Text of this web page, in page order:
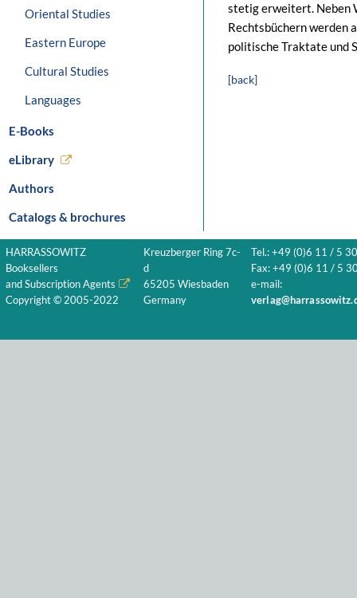
Oriental Studies
Eastern Europe
Cultural Studies
Languages
E-Books
eLibrary
Authors
Catalogs & brochures
stetig erweitert. Neben
Rechtsbüchern werden
politische Traktate und
[back]
HARRASSOWITZ
Booksellers
and Subscription Agents
Copyright © 2005-2022
Kreuzberger Ring 7c-
d
65205 Wiesbaden
Germany
Tel.: +49 (0)6 11 / 5
Fax: +49 (0)6 11 / 5
e-mail: